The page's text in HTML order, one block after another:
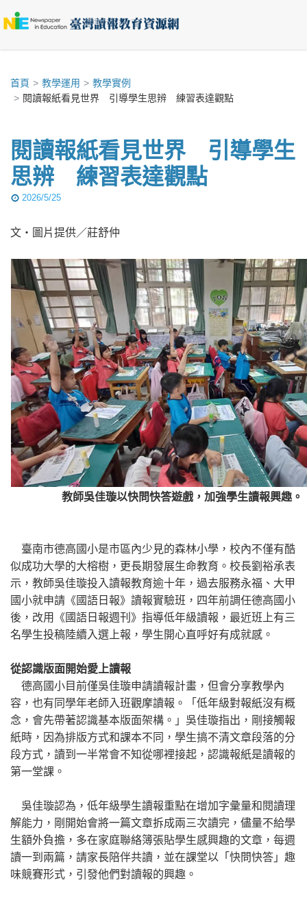
首頁 教學運用
教學實例
閱讀報紙看見世界 引導學生思辨 練習表達觀點
閱讀報紙看見世界 引導學生
思辨 練習表達觀點
2026/5/25
文‧圖片提供／莊舒仲
教師吳佳璇以快問快答遊戲，加強學生讀報興趣。
臺南市德高國小是市區內少見的森林小學，校內不僅有酷
似成功大學的大榕樹，更長期發展生命教育。校長劉裕承表
示，教師吳佳璇投入讀報教育逾十年，過去服務永福、大甲
國小就申請《國語日報》讀報實驗班，四年前調任德高國小
後，改用《國語日報週刊》指導低年級讀報，最近班上有三
名學生投稿陸續入選上報，學生開心直呼好有成就感。
從認識版面開始愛上讀報
德高國小目前僅吳佳璇申請讀報計畫，但會分享教學內
容，也有同學年老師入班觀摩讀報。「低年級對報紙沒有概
念，會先帶著認識基本版面架構。」吳佳璇指出，剛接觸報
紙時，因為排版方式和課本不同，學生搞不清文章段落的分
段方式，讀到一半常會不知從哪裡接起，認識報紙是讀報的
第一堂課。
吳佳璇認為，低年級學生讀報重點在增加字彙量和閱讀理
解能力，剛開始會將一篇文章拆成兩三次讀完，儘量不給學
生額外負擔，多在家庭聯絡簿張貼學生感興趣的文章，每週
讀一到兩篇，請家長陪伴共讀，並在課堂以「快問快答」趣
味競賽形式，引發他們對讀報的興趣。